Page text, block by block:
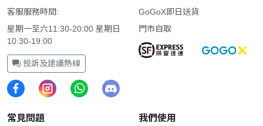
客服服務時間:
星期一至六11:30-20:00 星期日
10:30-19:00
投訴及建議熱線
GoGoX即日送貨
門市自取
常見問題 我們使用